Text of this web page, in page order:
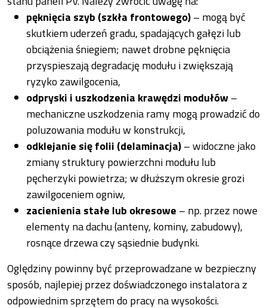
pęknięcia szyb (szkła frontowego)– mogą być
skutkiem uderzeń gradu, spadających gałęzi lub
obciążenia śniegiem; nawet drobne pęknięcia
przyspieszają degradację modułu i zwiększają
ryzyko zawilgocenia,
odpryski i uszkodzenia krawędzi modułów–
mechaniczne uszkodzenia ramy mogą prowadzić do
poluzowania modułu w konstrukcji,
odklejanie się folii (delaminacja)– widoczne jako
zmiany struktury powierzchni modułu lub
pęcherzyki powietrza; w dłuższym okresie grozi
zawilgoceniem ogniw,
zacienienia stałe lub okresowe – np. przez nowe
elementy na dachu (anteny, kominy, zabudowy),
rosnące drzewa czy sąsiednie budynki.
Oględziny powinny być przeprowadzane w bezpieczny
sposób, najlepiej przez doświadczonego instalatora z
odpowiednim sprzętem do pracy na wysokości.